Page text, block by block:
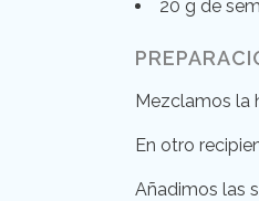
20 g de
Mezclamos la
En otro
Añadimos las